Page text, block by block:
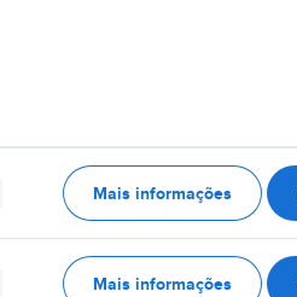
Mais informações
Mais informações